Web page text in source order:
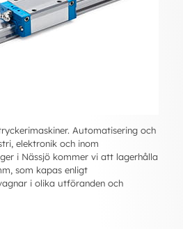
Automatisering och
elektronik och inom
i Nässjö kommer vi att lagerhålla
som kapas enligt
i olika utföranden och